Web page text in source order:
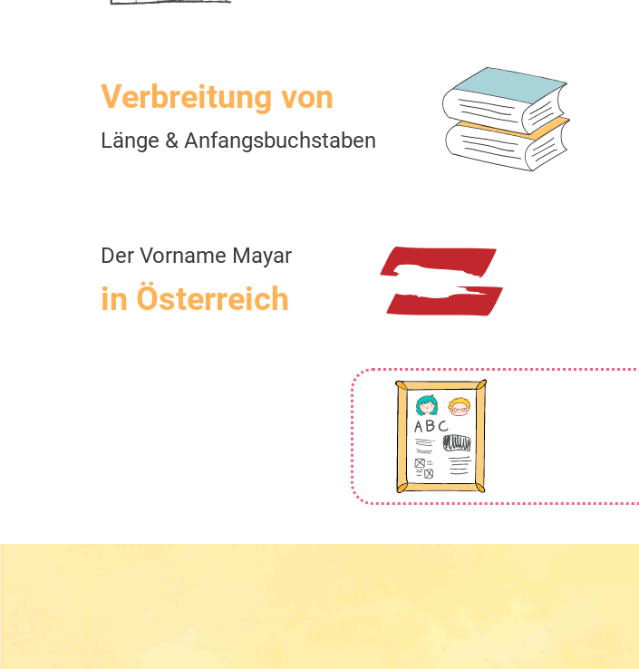
Verbreitung von
Länge & Anfangsbuchstaben
Der Vorname Mayar
in Österreich